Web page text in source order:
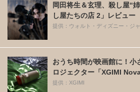
岡田将生＆玄理、殺し屋“
し屋たちの店 2」レビュー
提供：ウォルト・ディズニー・ジ
おうち時間が映画館に！小
ロジェクター「XGIMI Nova
提供：XGIMI